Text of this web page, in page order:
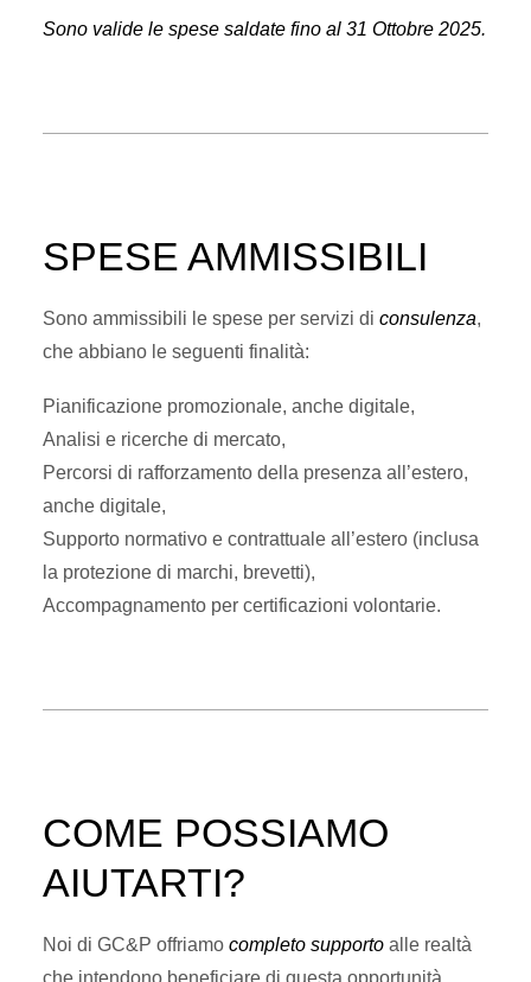
Sono valide le spese saldate fino al 31 Ottobre 2025.
SPESE AMMISSIBILI
Sono ammissibili le spese per servizi di consulenza,
che abbiano le seguenti finalità:
Pianificazione promozionale, anche digitale,
Analisi e ricerche di mercato,
Percorsi di rafforzamento della presenza all’estero,
anche digitale,
Supporto normativo e contrattuale all’estero (inclusa
la protezione di marchi, brevetti),
Accompagnamento per certificazioni volontarie.
COME POSSIAMO
AIUTARTI?
Noi di GC&P offriamo completo supporto alle realtà
che intendono beneficiare di questa opportunità,